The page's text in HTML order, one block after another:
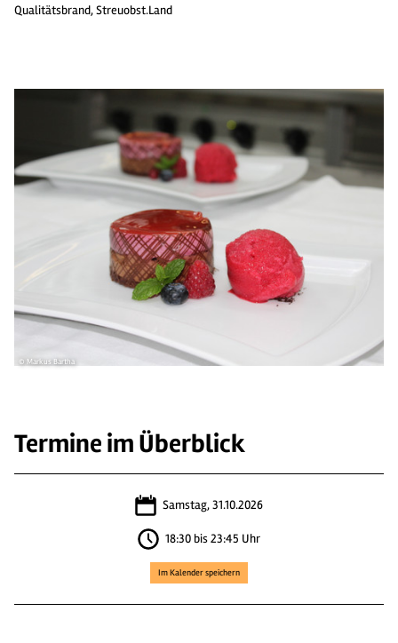
Qualitätsbrand, Streuobst.Land
© Markus Bartha
Termine im Überblick
Samstag, 31.10.2026
18:30 bis 23:45 Uhr
Im Kalender speichern